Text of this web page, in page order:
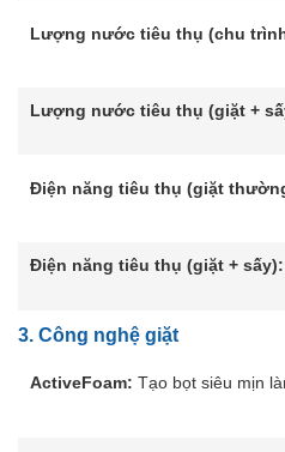
Lượng nước tiêu thụ (chu
Lượng nước tiêu thụ (giặt +
Điện năng tiêu thụ (giặt
Điện năng tiêu thụ (giặt + sấy):
3. Công nghệ giặt
ActiveFoam: Tạo bọt siêu mịn